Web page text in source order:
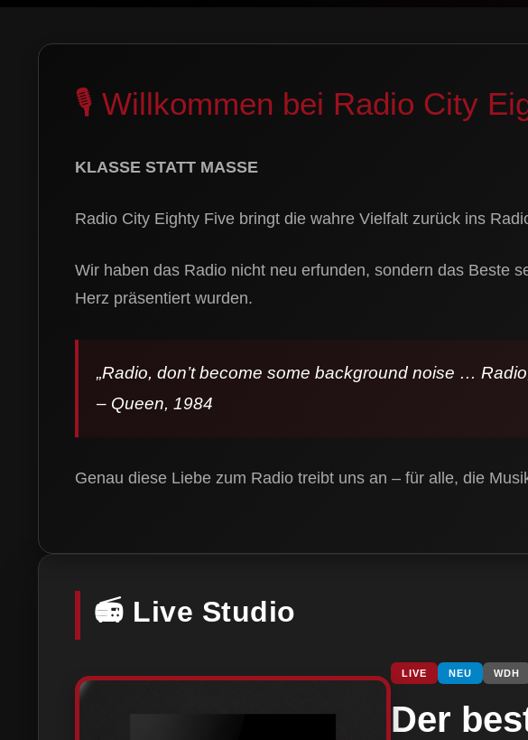
🎙️ Willkommen bei Radio City
KLASSE STATT MASSE
Radio City Eighty Five bringt die wahre Vielfalt zurück ins
Wir haben das Radio nicht neu erfunden, sondern das Beste
Herz präsentiert wurden.
„Radio, don’t become some background noise …
– Queen, 1984
Genau diese Liebe zum Radio treibt uns an – für alle, die
📻 Live Studio
LIVE NEU WDH
Der